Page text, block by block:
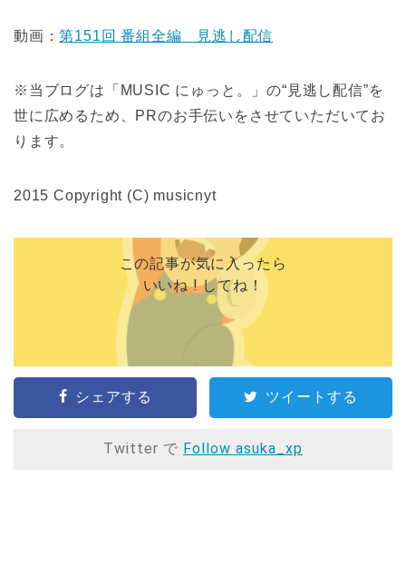
動画：第151回 番組全編 見逃し配信
※当ブログは「MUSIC にゅっと。」の“見逃し配信”を
世に広めるため、PRのお手伝いをさせていただいてお
ります。
2015 Copyright (C) musicnyt
この記事が気に入ったら
いいね ! してね！
シェアする ツイートする
Twitter で Follow asuka_xp